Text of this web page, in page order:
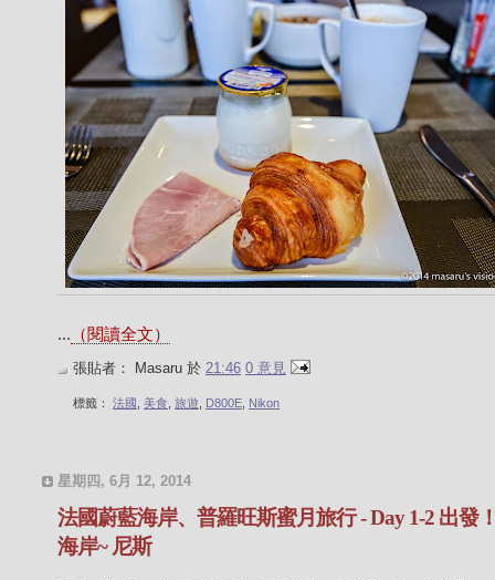
... （閱讀全文）
張貼者： Masaru 於 21:46 0 意見
標籤： 法國 美食 旅遊 D800E Nikon
星期四, 6月 12, 2014
法國蔚藍海岸、普羅旺斯蜜月旅行 - Day 1-2 出發
海岸~ 尼斯